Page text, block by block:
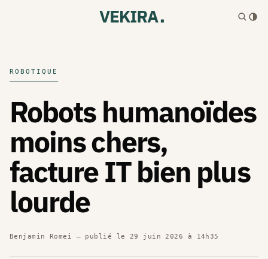
ROBOTIQUE
Robots humanoïdes
moins chers,
facture IT bien plus
lourde
Benjamin Romei — publié le 29 juin 2026 à 14h35